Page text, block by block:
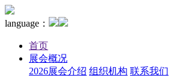
language：
首页
展会概况
2026展会介绍 组织机构 联系我们